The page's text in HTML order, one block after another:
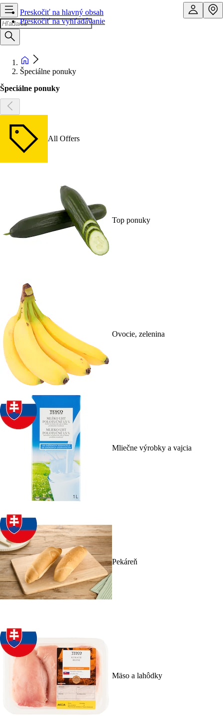
Preskočiť na hlavný obsah
Preskočiť na vyhľadávanie
Špeciálne ponuky
Špeciálne ponuky
All Offers
Top ponuky
Ovocie, zelenina
Mliečne výrobky a vajcia
Pekáreň
Mäso a lahôdky